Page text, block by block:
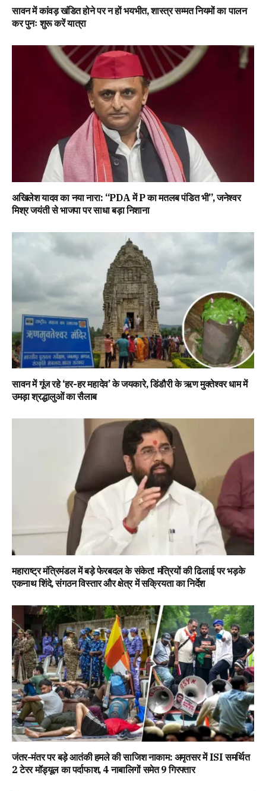
सावन में कांवड़ खंडित होने पर न हों भयभीत, शास्त्र सम्मत नियमों का पालन
कर पुनः शुरू करें यात्रा
अखिलेश यादव का नया नारा: “PDA में P का मतलब पंडित भी”, जनेश्वर
मिश्र जयंती से भाजपा पर साधा बड़ा निशाना
सावन में गूंज रहे ‘हर-हर महादेव’ के जयकारे, डिंडौरी के ऋण मुक्तेश्वर धाम में
उमड़ा श्रद्धालुओं का सैलाब
महाराष्ट्र मंत्रिमंडल में बड़े फेरबदल के संकेत! मंत्रियों की ढिलाई पर भड़के
एकनाथ शिंदे, संगठन विस्तार और क्षेत्र में सक्रियता का निर्देश
जंतर-मंतर पर बड़े आतंकी हमले की साजिश नाकाम: अमृतसर में ISI समर्थित
2 टेरर मॉड्यूल का पर्दाफाश, 4 नाबालिगों समेत 9 गिरफ्तार